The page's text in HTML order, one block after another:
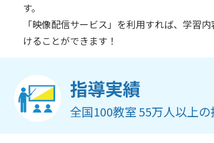
す。
「映像配信サービス」を利用すれば、学習
けることができます！
指導実績
全国100教室 55万人以上の